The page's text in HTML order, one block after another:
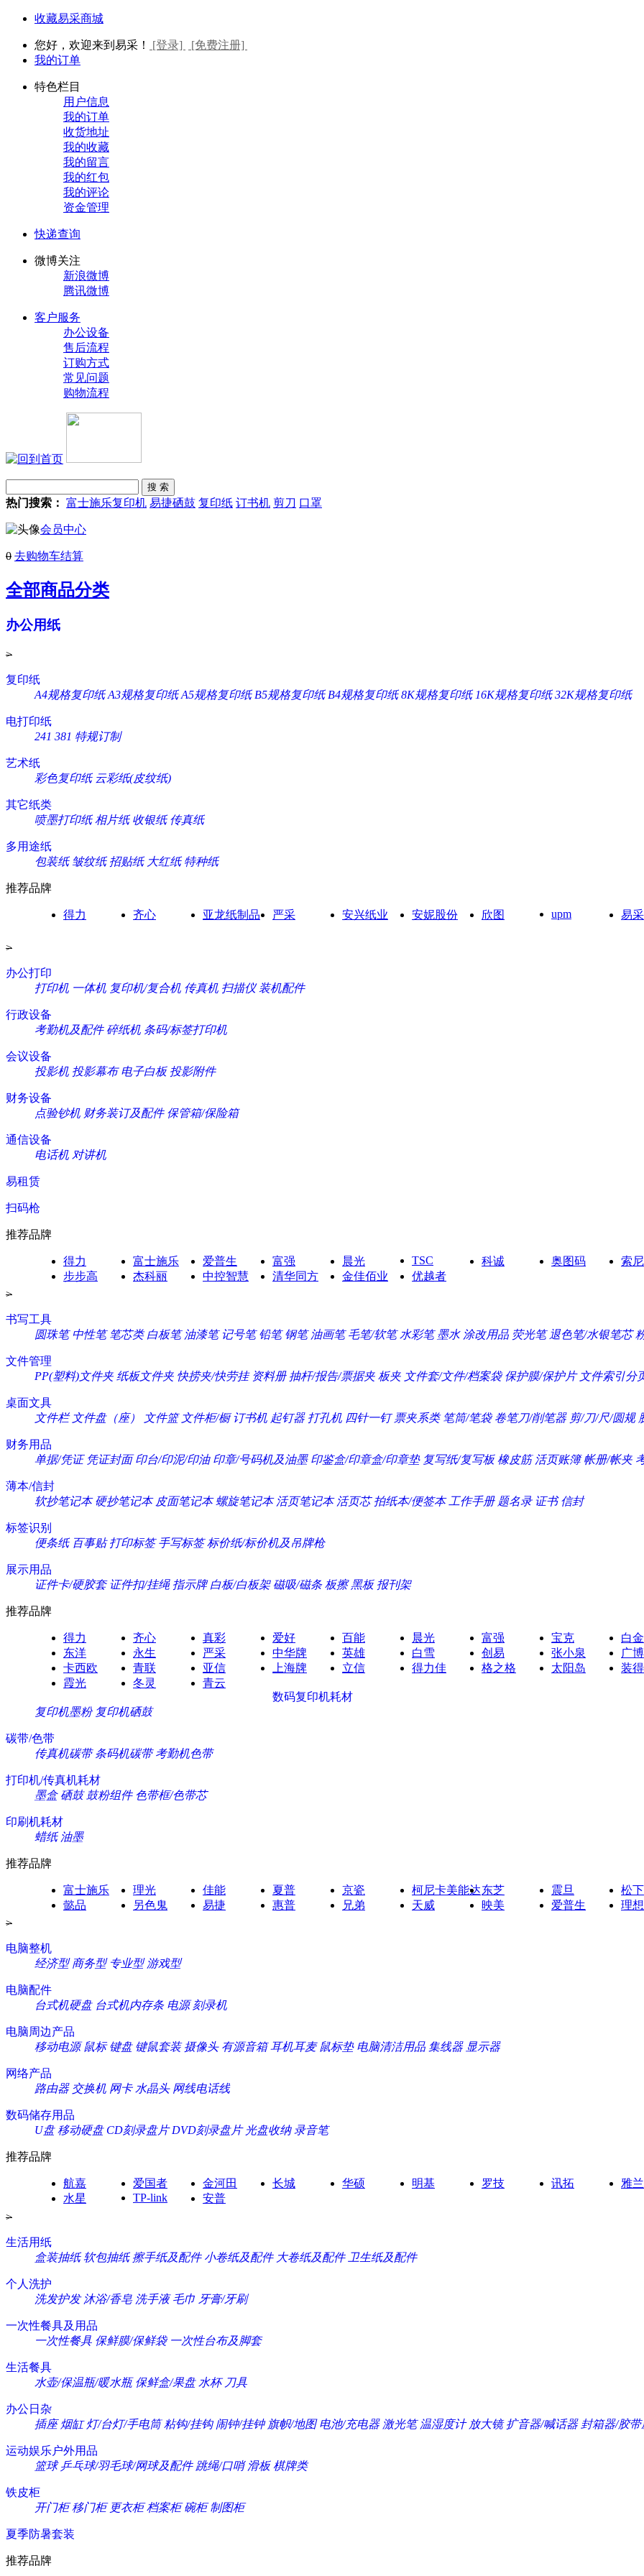
收藏易采商城
您好，欢迎来到易采！ [登录]
[免费注册]
我的订单
特色栏目
用户信息
我的订单
收货地址
我的收藏
我的留言
我的红包
我的评论
资金管理
快递查询
微博关注
新浪微博
腾讯微博
客户服务
办公设备
售后流程
订购方式
常见问题
购物流程
热门搜索： 富士施乐复印机 易捷硒鼓 复印纸 订书机 剪刀 口罩
会员中心
0 去购物车结算
全部商品分类
办公用纸
>
复印纸
A4规格复印纸 A3规格复印纸 A5规格复印纸 B5规格复印纸 B4规格复印纸 8K规格复印纸 16K规格复印纸 32K规格复印纸
电打印纸
241 381 特规订制
艺术纸
彩色复印纸 云彩纸(皮纹纸)
其它纸类
喷墨打印纸 相片纸 收银纸 传真纸
多用途纸
包装纸 皱纹纸 招贴纸 大红纸 特种纸
推荐品牌
得力 齐心 亚龙纸制品 严采 安兴纸业 安妮股份 欣图 upm 易采
>
办公打印
打印机 一体机 复印机/复合机 传真机 扫描仪 装机配件
行政设备
考勤机及配件 碎纸机 条码/标签打印机
会议设备
投影机 投影幕布 电子白板 投影附件
财务设备
点验钞机 财务装订及配件 保管箱/保险箱
通信设备
电话机 对讲机
易租赁
扫码枪
推荐品牌
得力 富士施乐 爱普生 富强 晨光 TSC 科诚 奥图码 索尼
步步高
杰科丽 中控智慧 清华同方 金佳佰业 优越者
>
书写工具
圆珠笔 中性笔 笔芯类 白板笔 油漆笔 记号笔 铅笔 钢笔 油画笔 毛笔/软笔 水彩笔 墨水 涂改用品 荧光笔 退色笔/水银笔芯
文件管理
PP(塑料)文件夹 纸板文件夹 快捞夹/快劳挂 资料册 抽杆/报告/票据夹 板夹 文件套/文件/档案袋 保护膜/保护片 文件索引分
桌面文具
文件栏 文件盘（座） 文件篮 文件柜/橱 订书机 起钉器 打孔机 四针一钉 票夹系类 笔筒/笔袋 卷笔刀/削笔器 剪/刀/尺/圆规
财务用品
单据/凭证 凭证封面 印台/印泥/印油 印章/号码机及油墨 印鉴盒/印章盒/印章垫 复写纸/复写板 橡皮筋 活页账簿 帐册/帐夹
薄本/信封
软抄笔记本 硬抄笔记本 皮面笔记本 螺旋笔记本 活页笔记本 活页芯 拍纸本/便签本 工作手册 题名录 证书 信封
标签识别
便条纸 百事贴 打印标签 手写标签 标价纸/标价机及吊牌枪
展示用品
证件卡/硬胶套 证件扣/挂绳 指示牌 白板/白板架 磁吸/磁条 板擦 黑板 报刊架
推荐品牌
得力 齐心 真彩 爱好 百能 晨光 富强 宝克 白金
东洋
永生 严采 中华牌 英雄 白雪 创易 张小泉 广博
卡西欧
青联 亚信 上海牌 立信 得力佳 格之格 太阳岛 装
霞光
冬灵 青云
数码复印机耗材
复印机墨粉 复印机硒鼓
碳带/色带
传真机碳带 条码机碳带 考勤机色带
打印机/传真机耗材
墨盒 硒鼓 鼓粉组件 色带框/色带芯
印刷机耗材
蜡纸 油墨
推荐品牌
富士施乐 理光 佳能 夏普 京瓷 柯尼卡美能达东芝 震旦 松下
懿品
另色鬼 易捷 惠普 兄弟 天威 映美 爱普生 理想
>
电脑整机
经济型 商务型 专业型 游戏型
电脑配件
台式机硬盘 台式机内存条 电源 刻录机
电脑周边产品
移动电源 鼠标 键盘 键鼠套装 摄像头 有源音箱 耳机耳麦 鼠标垫 电脑清洁用品 集线器 显示器
网络产品
路由器 交换机 网卡 水晶头 网线电话线
数码储存用品
U盘 移动硬盘 CD刻录盘片 DVD刻录盘片 光盘收纳 录音笔
推荐品牌
航嘉 爱国者 金河田 长城 华硕 明基 罗技 讯拓 雅
水星
TP-link 安普
>
生活用纸
盒装抽纸 软包抽纸 擦手纸及配件 小卷纸及配件 大卷纸及配件 卫生纸及配件
个人洗护
洗发护发 沐浴/香皂 洗手液 毛巾 牙膏/牙刷
一次性餐具及用品
一次性餐具 保鲜膜/保鲜袋 一次性台布及脚套
生活餐具
水壶/保温瓶/暖水瓶 保鲜盒/果盘 水杯 刀具
办公日杂
插座 烟缸 灯/台灯/手电筒 粘钩/挂钩 闹钟/挂钟 旗帜/地图 电池/充电器 激光笔 温湿度计 放大镜 扩音器/喊话器 封箱器/胶带
运动娱乐户外用品
篮球 乒乓球/羽毛球/网球及配件 跳绳/口哨 滑板 棋牌类
铁皮柜
开门柜 移门柜 更衣柜 档案柜 碗柜 制图柜
夏季防暑套装
推荐品牌